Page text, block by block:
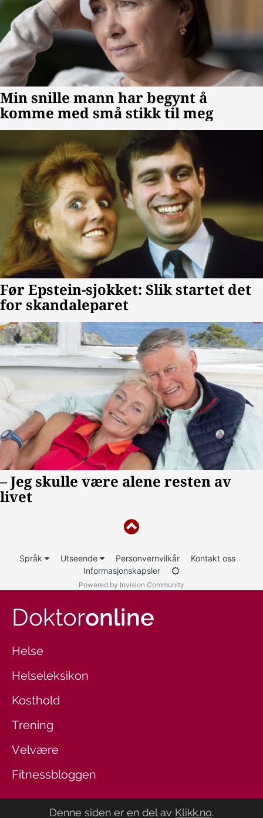
Språk Utseende Personvernvilkår
Kontakt oss
Informasjonskapsler
Powered by Invision Community
Doktoronline
Helse
Helseleksikon
Kosthold
Trening
Velvære
Fitnessbloggen
Denne siden er en del av Klikk.no.